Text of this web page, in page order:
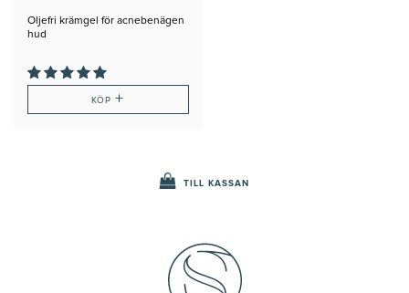
Oljefri krämgel för acnebenägen
hud
KÖP+
TILL KASSAN